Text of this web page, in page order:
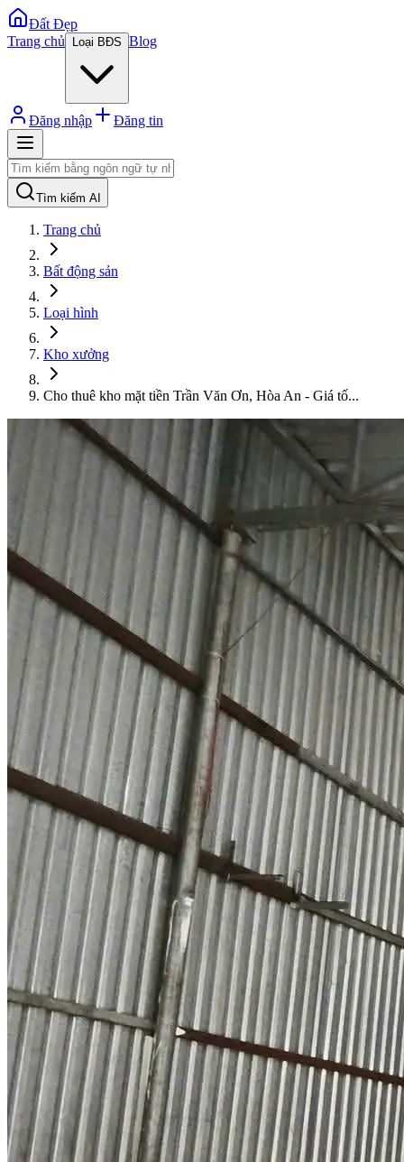
Đất Đẹp
Trang chủ
Loại BĐS Blog
Đăng nhập Đăng tin
Tìm kiếm AI
Trang chủ
Bất động sản
Loại hình
Kho xưởng
Cho thuê kho mặt tiền Trần Văn Ơn, Hòa An - Giá tố...